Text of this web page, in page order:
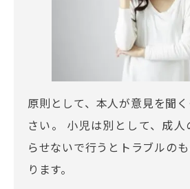
原則として、本人が意見を聞
さい。 小児は別として、成
らせないで行うとトラブルの
ります。